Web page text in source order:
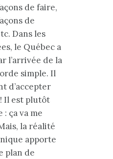
de faire,
de
Dans les
le Québec a
l’arrivée de la
simple. Il
d’accepter
! Il est plutôt
ça va me
la réalité
apporte
plan de